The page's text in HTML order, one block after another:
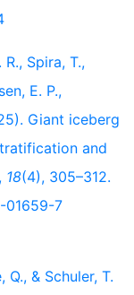
Spira, T.,
E. P.,
Giant iceberg
and
, 18(4), 305–312.
01659-7
& Schuler, T.